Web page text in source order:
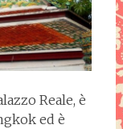
Reale, è
ed è